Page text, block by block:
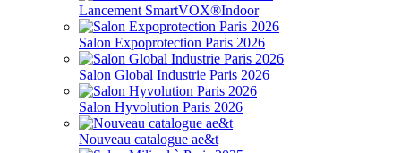
Lancement SmartVOX®Indoor
Salon Expoprotection Paris 2026
Salon Global Industrie Paris 2026
Salon Hyvolution Paris 2026
Nouveau catalogue ae&t